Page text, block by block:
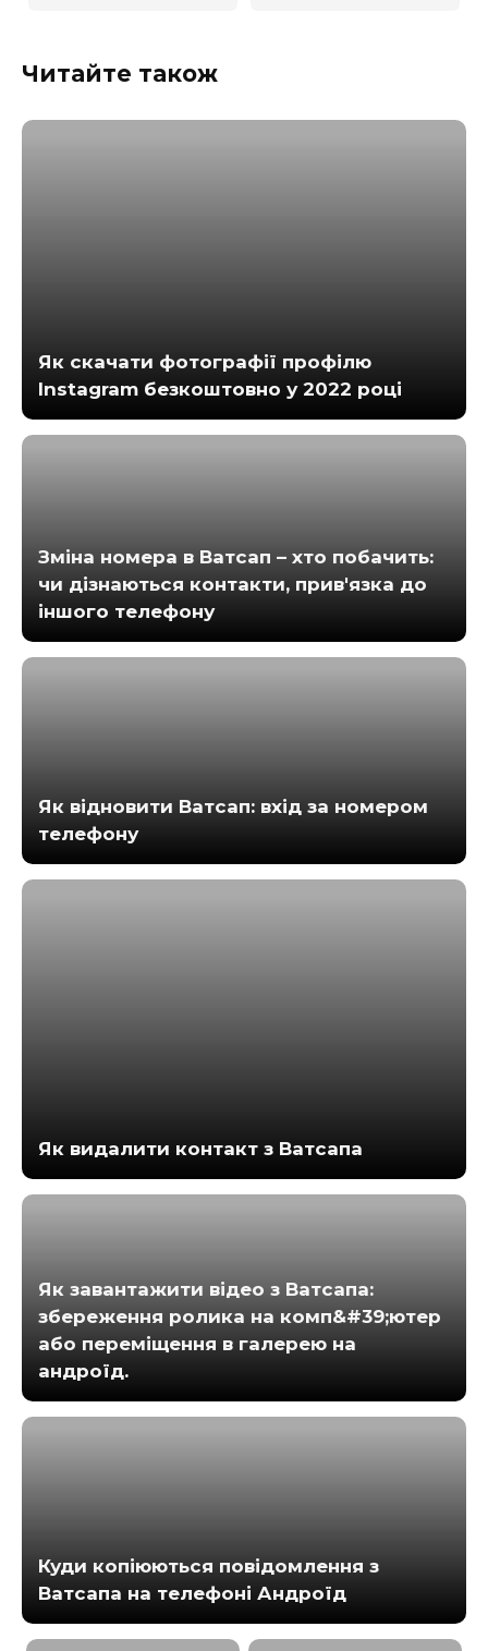
Читайте також
Як скачати фотографії профілю
Instagram безкоштовно у 2022 році
Зміна номера в Ватсап – хто побачить:
чи дізнаються контакти, прив'язка до
іншого телефону
Як відновити Ватсап: вхід за номером
телефону
Як видалити контакт з Ватсапа
Як завантажити відео з Ватсапа:
збереження ролика на комп&#39;ютер
або переміщення в галерею на
андроїд.
Куди копіюються повідомлення з
Ватсапа на телефоні Андроїд